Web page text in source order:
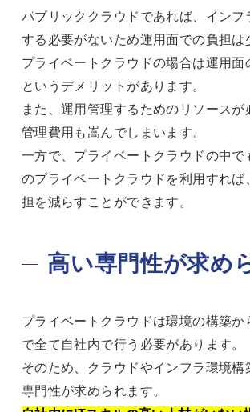
パブリッククラウドであれば、インフ
する必要がないため運用面での負担は
プライベートクラウドの場合は運用面
というデメリットがあります。
また、運用管理するためのリソースが
管理費用も嵩んでしまいます。
一方で、プライベートクラウドの中で
のプライベートクラウドを利用すれば
担を減らすことができます。
高い専門性が求め
プライベートクラウドは環境の構築か
で全て自社内で行う必要があります。
そのため、クラウドやインフラ環境構
専門性が求められます。